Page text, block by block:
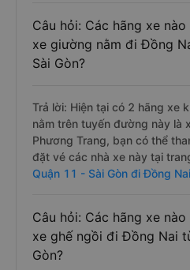
Câu hỏi: Các hãng xe
xe giường nằm đi Đồng
Sài Gòn?
Trả lời: Hiện tại có 2 hãng xe
nằm trên tuyến đường này là
Phương Trang, bạn có thể
đặt vé các nhà xe này tại
Quận 11 - Sài Gòn đi Đồng Nai
Câu hỏi: Các hãng xe
xe ghế ngồi đi Đồng Nai
Gòn?